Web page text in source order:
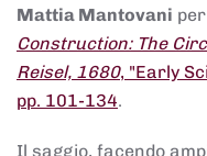
Mattia Mantovani
Construction: The
Reisel, 1680, "Early
pp. 101-134.
Il saggio, facendo